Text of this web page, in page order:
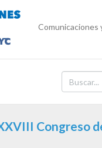
Comunicaciones
Congreso